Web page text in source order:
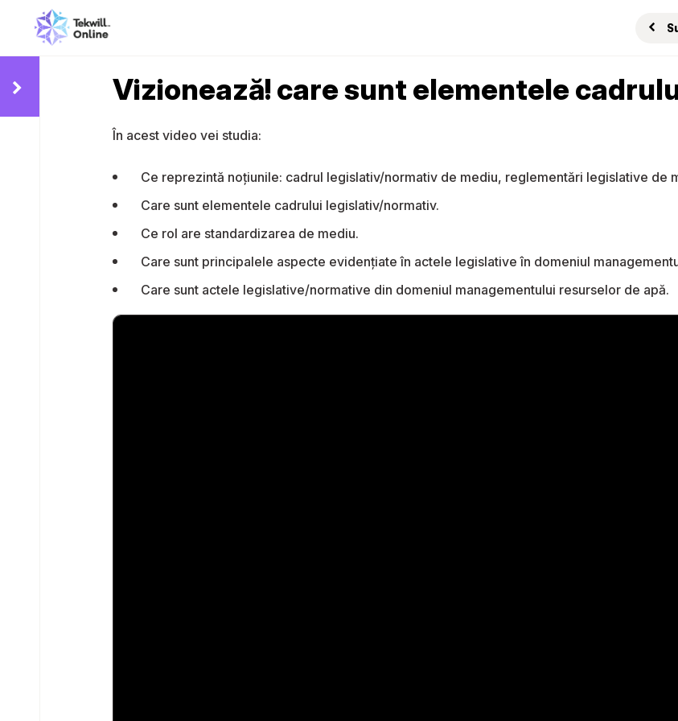
Vizionează! care sunt elementele
În acest video vei studia:
Ce reprezintă noțiunile: cadrul legislativ/normativ de mediu, reglementări legislative de
Care sunt elementele cadrului legislativ/normativ.
Ce rol are standardizarea de mediu.
Care sunt principalele aspecte evidențiate în actele legislative în domeniul
Care sunt actele legislative/normative din domeniul managementului resurselor de apă.